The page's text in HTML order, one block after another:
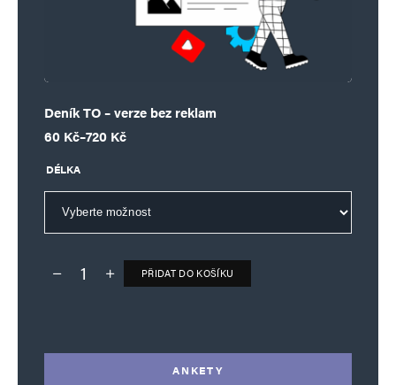
Deník TO – verze bez reklam
60 Kč–720 Kč
Rozpětí cen: 60 Kč až 720 Kč
DÉLKA
Deník TO – verze bez reklam množství
PŘIDAT DO KOŠÍKU
ANKETY